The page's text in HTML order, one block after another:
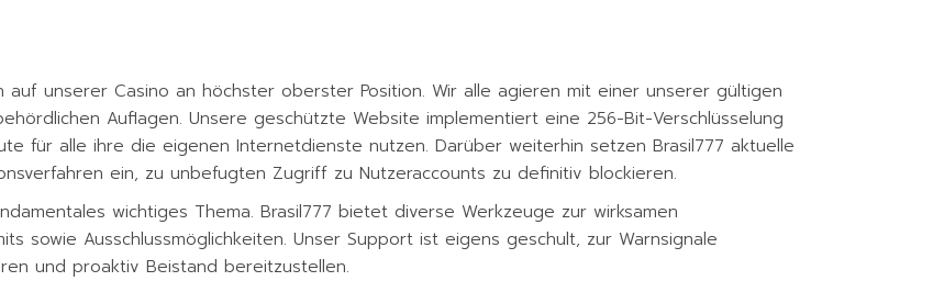
unserer Casino an höchster oberster Position. Wir alle agieren mit einer unserer gültigen
Auflagen. Unsere geschützte Website implementiert eine 256-Bit-Verschlüsselung
für alle ihre die eigenen Internetdienste nutzen. Darüber weiterhin setzen Brasil777 aktuelle
ein, zu unbefugten Zugriff zu Nutzeraccounts zu definitiv blockieren.
wichtiges Thema. Brasil777 bietet diverse Werkzeuge zur wirksamen
sowie Ausschlussmöglichkeiten. Unser Support ist eigens geschult, zur Warnsignale
und proaktiv Beistand bereitzustellen.